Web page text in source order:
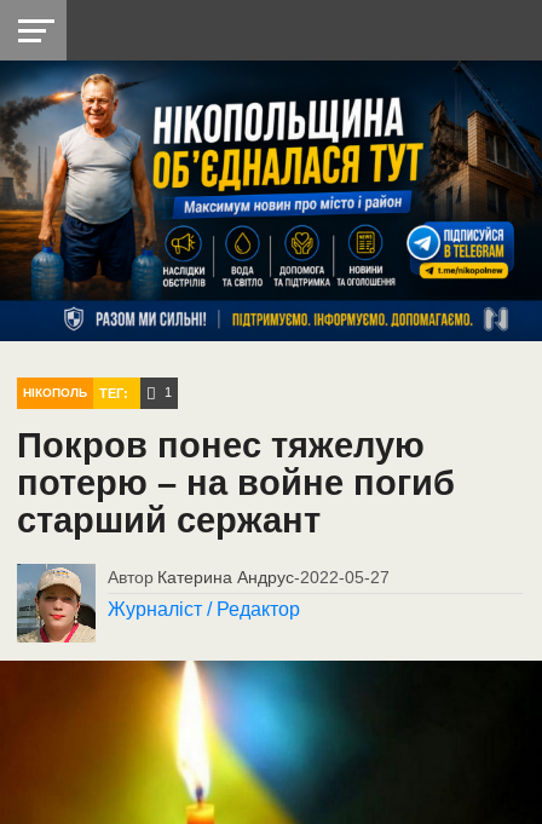
НІКОПОЛЬ
РАЙОН
СІЧЕСЛАВСЬКА
УКРАЇНА
РЕТРО
НІКОПОЛЬ
ЛАЙТ
УКРАЇНА
ДОПОМОГА
РАДІО
НІКОПОЛЬ ТЕГ: 1
Покров понес тяжелую
потерю – на войне погиб
старший сержант
Автор Катерина Андрус-2022-05-27
Журналіст / Редактор